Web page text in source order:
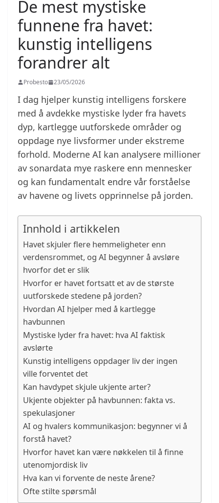
De mest mystiske
funnene fra havet:
kunstig intelligens
forandrer alt
Probesto 23/05/2026
I dag hjelper kunstig intelligens forskere
med å avdekke mystiske lyder fra havets
dyp, kartlegge uutforskede områder og
oppdage nye livsformer under ekstreme
forhold. Moderne AI kan analysere millioner
av sonardata mye raskere enn mennesker
og kan fundamentalt endre vår forståelse
av havene og livets opprinnelse på jorden.
Innhold i artikkelen
Havet skjuler flere hemmeligheter enn
verdensrommet, og AI begynner å avsløre
hvorfor det er slik
Hvorfor er havet fortsatt et av de største
uutforskede stedene på jorden?
Hvordan AI hjelper med å kartlegge
havbunnen
Mystiske lyder fra havet: hva AI faktisk
avslørte
Kunstig intelligens oppdager liv der ingen
ville forventet det
Kan havdypet skjule ukjente arter?
Ukjente objekter på havbunnen: fakta vs.
spekulasjoner
AI og hvalers kommunikasjon: begynner vi å
forstå havet?
Hvorfor havet kan være nøkkelen til å finne
utenomjordisk liv
Hva kan vi forvente de neste årene?
Ofte stilte spørsmål